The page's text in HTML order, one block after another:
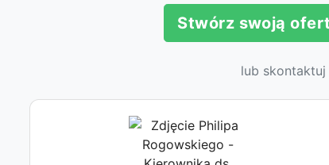
Stwórz swoją
lub